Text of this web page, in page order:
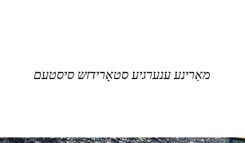
מאַרינע ענערגיע סטאָרידזש סיסטעם